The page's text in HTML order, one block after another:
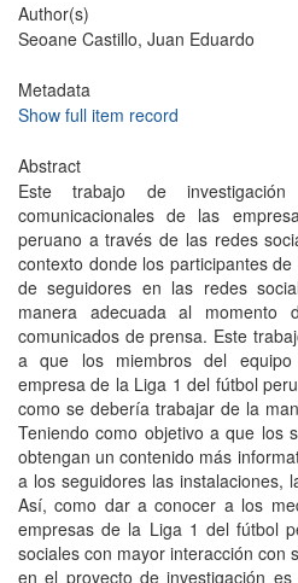
Author(s)
Seoane Castillo, Juan Eduardo
Metadata
Show full item record
Abstract
Este trabajo de investigación
comunicacionales de las
peruano a través de las redes
contexto donde los participantes
de seguidores en las redes
manera adecuada al momento
comunicados de prensa. Este
a que los miembros del
empresa de la Liga 1 del fútbol
como se debería trabajar de la
Teniendo como objetivo a que los
obtengan un contenido más
a los seguidores las instalaciones,
Así, como dar a conocer a los
empresas de la Liga 1 del fútbol
sociales con mayor interacción con
en el proyecto de investigación